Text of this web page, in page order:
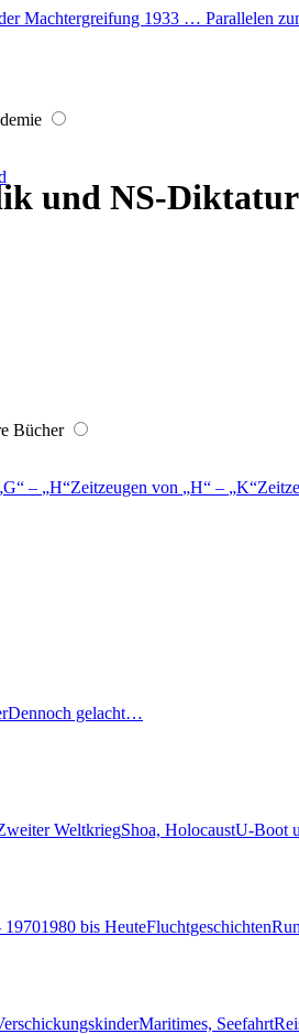
Machtergreifung 1933 … Parallelen
Bücher
G – H Zeitzeugen von H – K
Dennoch gelacht…
WeltkriegShoa, HolocaustU-Boot
19701980 bis HeuteFluchtgeschichten
Maritimes, Seefahrt
und NS-Diktatur